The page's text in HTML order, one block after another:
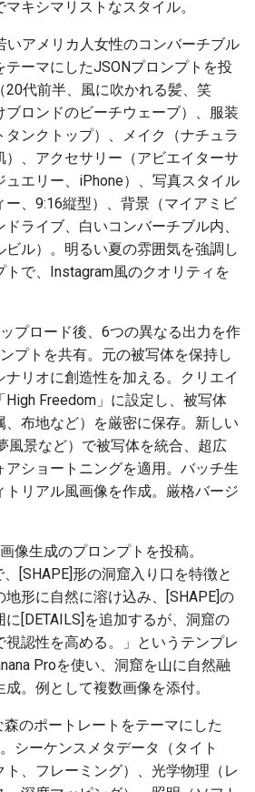
2026-06-22
2026-06-21
2026-06-20
2026-06-19
2026-06-18
2026-06-17
2026-06-15
2026-06-14
2026-06-13
2026-06-12
2026-06-10
2026-06-09
2026-06-08
2026-06-07
2026-06-06
2025-12-07
2025-12-06
2025-12-05
2025-12-04
2025-12-03
2025-12-02
2025-11-30
2025-11-29
2025-11-28
2025-11-27
2025-11-25
2025-11-24
2025-11-23
2025-11-22
2025-11-21
2026-06-22
2026-06-21
2026-06-20
2026-06-19
2026-06-18
2026-06-17
2026-06-15
2026-06-14
2026-06-13
2026-06-12
2026-06-10
2026-06-09
2026-06-08
2026-06-07
2026-06-06
2025-12-07
2025-12-06
2025-12-05
2025-12-04
2025-12-03
2025-12-02
2025-11-30
2025-11-29
2025-11-28
2025-11-27
2025-11-25
2025-11-24
2025-11-23
2025-11-22
2025-11-21
2026-01-25
2026-01-18
2026-01-11
2026-01-04
2026-01-25
2026-01-18
2026-01-11
2026-01-04
2026-01-25
2026-01-18
2026-01-11
2026-01-04
2026-01-18
2026-01-13
2026-06-20
2026-06-19
2026-06-18
2026-06-17
2026-06-16
2026-06-15
2026-06-13
2026-06-12
2026-06-11
2026-06-10
2026-06-07
2026-06-06
2026-06-05
2026-06-04
2026-06-03
2025-12-07
2025-12-06
2025-12-05
2025-12-04
2025-12-03
2025-12-02
2025-11-30
2025-11-29
2025-11-28
2025-11-27
2025-11-25
2025-11-24
2025-11-23
2025-11-22
2025-11-21
2026-01-25
2026-01-18
2026-01-11
2026-01-04
2026-06-22
2026-06-21
2026-06-20
2026-06-19
2026-06-18
2026-06-17
2026-06-15
2026-06-14
2026-06-13
2026-06-12
2026-06-10
2026-06-09
2026-06-08
2026-06-07
2026-06-06
2026-06-17
2026-06-16
2026-06-15
2026-06-14
2026-06-13
2026-06-11
2026-06-09
2026-06-08
2026-06-07
2026-06-06
2026-06-04
2026-06-03
2026-06-02
2026-06-01
2026-05-31
キシマリストなスタイル。
いアメリカ人女性のコンバーチブル
テーマにしたJSONプロンプトを投
20代前半、風に吹かれる髪、笑
ブロンドのビーチウェーブ）、服装
タンクトップ）、メイク（ナチュラ
）、アクセサリー（アビエイターサ
ュエリー、iPhone）、写真スタイル
ー、9:16縦型）、背景（マイアミビ
ライブ、白いコンバーチブル内、
ビル）。明るい夏の雰囲気を強調し
トで、Instagram風のクオリティを
プロード後、6つの異なる出力を作
プトを共有。元の被写体を保持し
ナリオに創造性を加える。クリエイ
High Freedom」に設定し、被写体
、布地など）を厳密に保存。新しい
風景など）で被写体を統合、超広
アショートニングを適用。バッチ生
トリアル風画像を作成。厳格バージ
像生成のプロンプトを投稿。
、[SHAPE]形の洞窟入り口を特徴と
形に自然に溶け込み、[SHAPE]の
[DETAILS]を追加するが、洞窟の
視認性を高める。」というテンプレ
Proを使い、洞窟を山に自然融
。例として複数画像を添付。
森のポートレートをテーマにした
シーケンスメタデータ（タイト
ト、フレーミング）、光学物理（レ